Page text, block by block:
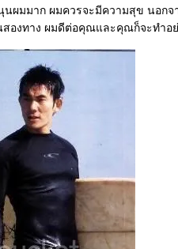
ผมมาก ผมควรจะมีความสุข นอกจ
สองทาง ผมดีต่อคุณและคุณก็จะทำอ